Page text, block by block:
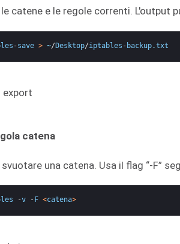
catene e le regole correnti. L'output
-save > ~/Desktop/iptables - backup.txt
catena
una catena. Usa il flag “-F”
-v - F <catena>